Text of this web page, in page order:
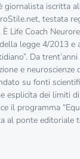
giornalista iscritta
testata
Life Coach
legge 4/2013 e
Da
e neuroscienze
su fonti
esplicita dei limiti
il programma
al ponte editoriale